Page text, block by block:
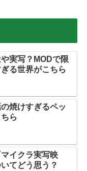
や実写？MODで限
る世界がこちら
焼けすぎるペッ
ら
マイクラ実写映
てどう思う？